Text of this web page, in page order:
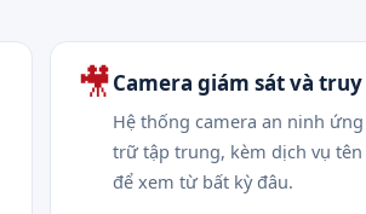
🎥Camera giám sát và
Hệ thống camera an ninh
trữ tập trung, kèm dịch vụ
để xem từ bất kỳ đâu.